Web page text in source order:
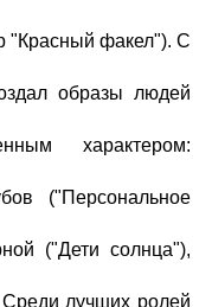
"Красный факел"). С
образы людей
характером:
("Персональное
("Дети солнца"),
лучших ролей